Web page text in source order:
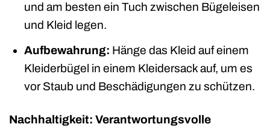
und am besten ein Tuch zwischen Bügeleisen
und Kleid legen.
Aufbewahrung: Hänge das Kleid auf einem
Kleiderbügel in einem Kleidersack auf, um es
vor Staub und Beschädigungen zu schützen.
Nachhaltigkeit: Verantwortungsvolle